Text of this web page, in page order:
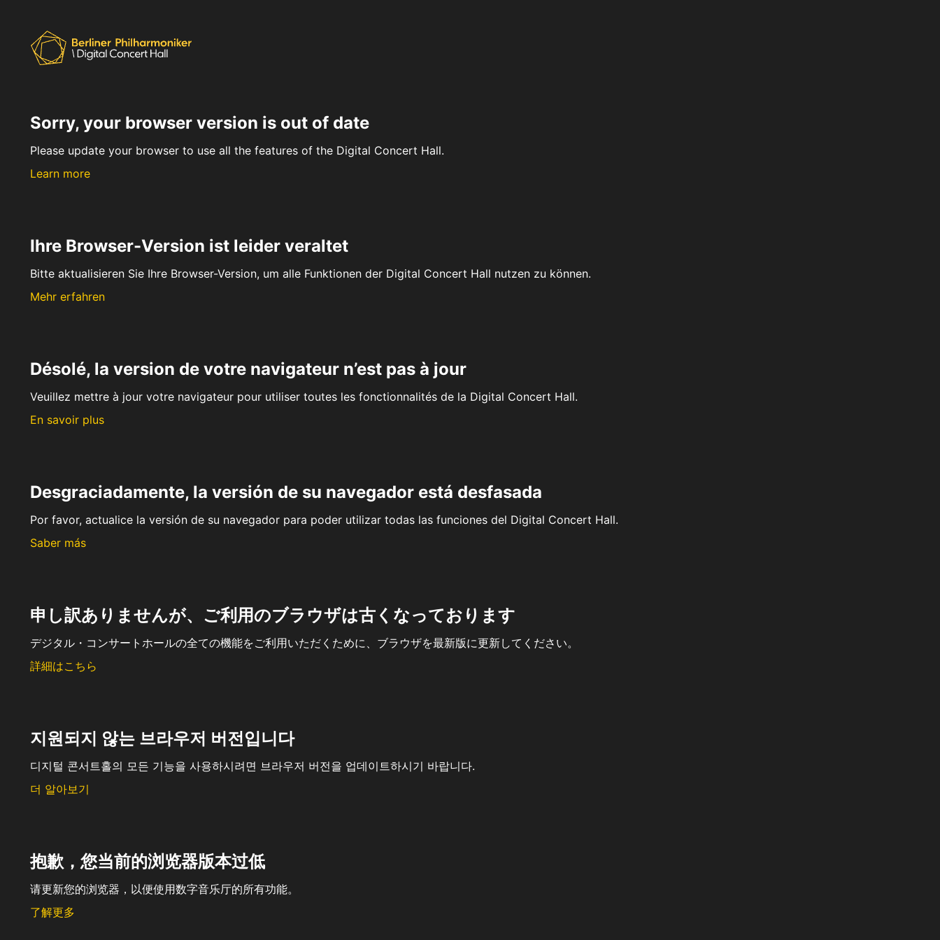
Sorry, your browser version is out of date
Please update your browser to use all the features of the Digital Concert Hall.
Learn more
Ihre Browser-Version ist leider veraltet
Bitte aktualisieren Sie Ihre Browser-Version, um alle Funktionen der Digital Concert Hall nutzen zu können.
Mehr erfahren
Désolé, la version de votre navigateur n’est pas à jour
Veuillez mettre à jour votre navigateur pour utiliser toutes les fonctionnalités de la Digital Concert Hall.
En savoir plus
Desgraciadamente, la versión de su navegador está desfasada
Por favor, actualice la versión de su navegador para poder utilizar todas las funciones del Digital Concert Hall.
Saber más
申し訳ありませんが、ご利用のブラウザは古くなっております
デジタル・コンサートホールの全ての機能をご利用いただくために、ブラウザを最新版に更新してください。
詳細はこちら
지원되지 않는 브라우저 버전입니다
디지털 콘서트홀의 모든 기능을 사용하시려면 브라우저 버전을 업데이트하시기 바랍니다.
더 알아보기
抱歉，您当前的浏览器版本过低
请更新您的浏览器，以便使用数字音乐厅的所有功能。
了解更多